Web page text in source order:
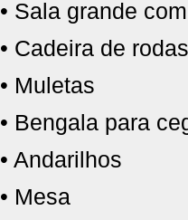
• Sala grande
• Cadeira de rodas
• Muletas
• Bengala para
• Andarilhos
• Mesa